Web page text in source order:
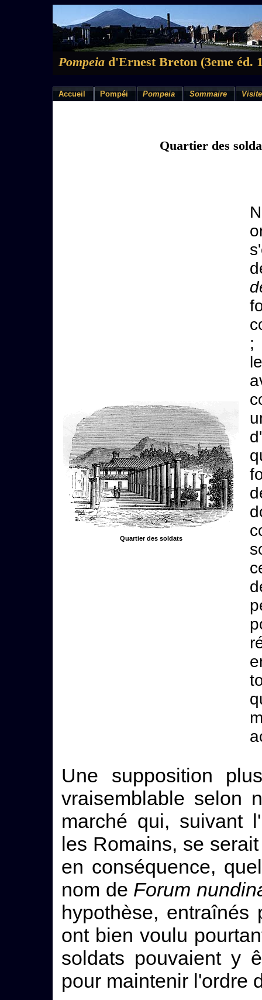
Pompeia d'Ernest Breton (3eme éd.
Accueil Pompéi Pompeia Sommaire Visite
Quartier des
Quartier des soldats
;
Une supposition
vraisemblable selon
marché qui, suivant
les Romains, se
en conséquence,
nom de Forum
hypothèse,
ont bien voulu
soldats pouvaient y
pour maintenir l'ordre